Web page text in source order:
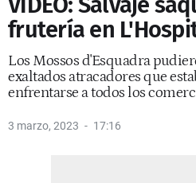
frutería en
Los Mossos d'Esquadra
exaltados atracadores que
enfrentarse a todos los
3 marzo, 2023 17:16